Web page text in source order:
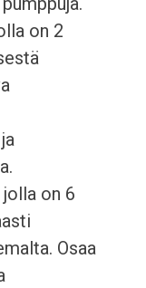
on 2
on 6
Osaa